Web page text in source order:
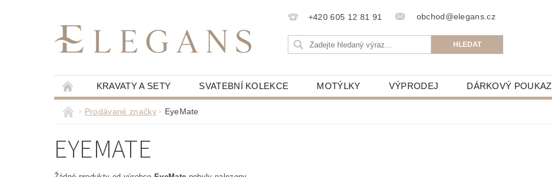
+420 605 12 81 91 obchod@elegans.cz
KRAVATY A SETY SVATEBNÍ KOLEKCE MOTÝLKY VÝPRODEJ DÁRKOVÝ POUKAZ
Prodávané značky EyeMate
EYEMATE